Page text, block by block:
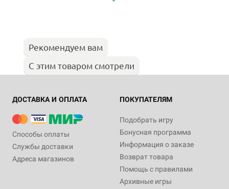
Рекомендуем вам
С этим товаром смотрели
ДОСТАВКА И ОПЛАТА
Способы оплаты
Службы доставки
Адреса магазинов
ПОКУПАТЕЛЯМ
Подобрать игру
Бонусная программа
Информация о заказе
Возврат товара
Помощь с правилами
Архивные игры